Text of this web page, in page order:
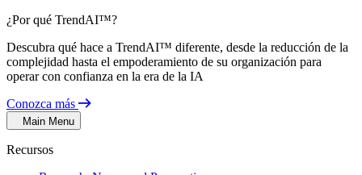
¿Por qué TrendAI™?
Descubra qué hace a TrendAI™ diferente, desde la reducción de la
complejidad hasta el empoderamiento de su organización para
operar con confianza en la era de la IA
Conozca más
Main Menu
Recursos